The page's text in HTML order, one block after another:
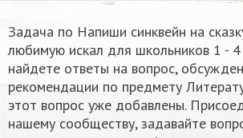
Задача по Напиши синквейн на
любимую искал для школьников 1 - 4
найдете ответы на вопрос,
рекомендации по предмету
этот вопрос уже добавлены.
нашему сообществу, задавайте